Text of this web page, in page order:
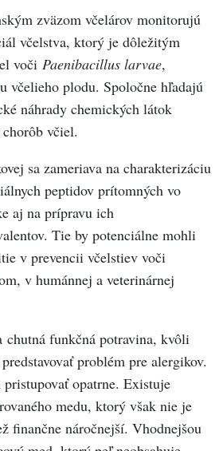
zväzom včelárov monitorujú
včelstva, ktorý je dôležitým
voči Paenibacillus larvae,
včelieho plodu. Spoločne hľadajú
náhrady chemických látok
včiel.
sa zameriava na charakterizáciu
peptidov prítomných vo
aj na prípravu ich
Tie by potenciálne mohli
v prevencii včelstiev voči
v humánnej a veterinárnej
chutná funkčná potravina, kvôli
problém pre alergikov.
opatrne. Existuje
medu, ktorý však nie je
finančne náročnejší. Vhodnejšou